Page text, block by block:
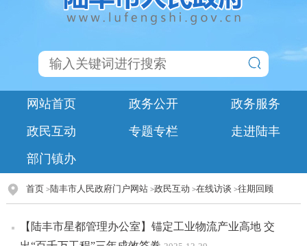
网站首页 政务公开
政务服务
政民互动
专题专栏
走进陆丰
部门镇办
首页 >陆丰市人民政府门户网站>政民互动 >在线访谈 >往期回顾
【陆丰市星都管理办公室】锚定工业物流产业高地 交